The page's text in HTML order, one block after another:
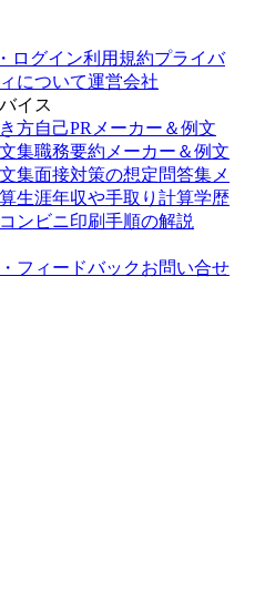
ログイン利用規約プライバ
について運営会社
イス
方自己PRメーカー＆例文
集職務要約メーカー＆例文
集面接対策の想定問答集メ
生涯年収や手取り計算学歴
コンビニ印刷手順の解説
フィードバックお問い合せ